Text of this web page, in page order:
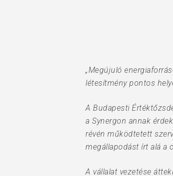
Hit enter to search or ESC to close
„Megújuló
létesítmény pontos
A Budapesti
a Synergon annak
révén működtetett
megállapodást írt alá a
A vállalat vezetése